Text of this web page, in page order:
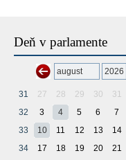
Deň v parlamente
31 27 28 29 30 31
32
3 4 5 6 7
33
10 11 12 13 14
34
17 18 19 20 21